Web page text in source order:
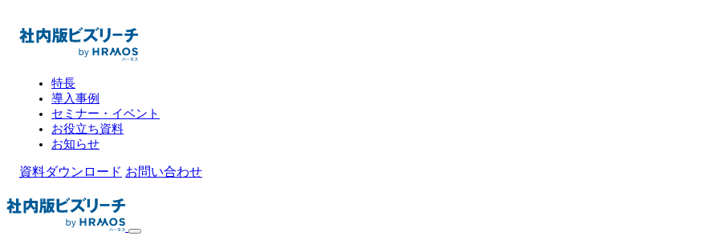
特長
導入事例
セミナー・イベント
お役立ち資料
お知らせ
資料ダウンロード お問い合わせ